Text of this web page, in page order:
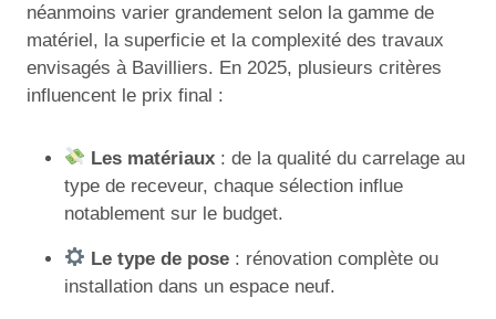
néanmoins varier grandement selon la gamme de
matériel, la superficie et la complexité des travaux
envisagés à Bavilliers. En 2025, plusieurs critères
influencent le prix final :
Les matériaux : de la qualité du carrelage au
type de receveur, chaque sélection influe
notablement sur le budget.
Le type de pose : rénovation complète ou
installation dans un espace neuf.